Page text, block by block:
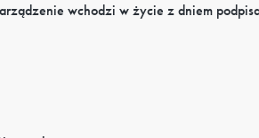
wchodzi w życie z dniem